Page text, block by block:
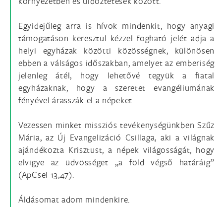
Egyidejűleg arra is hívok mindenkit, hogy anyagi
támogatáson keresztül kézzel fogható jelét adja a
helyi egyházak közötti közösségnek, különösen
ebben a válságos időszakban, amelyet az emberiség
jelenleg átél, hogy lehetővé tegyük a fiatal
egyházaknak, hogy a szeretet evangéliumának
fényével árasszák el a népeket.
Vezessen minket missziós tevékenységünkben Szűz
Mária, az Új Evangelizáció Csillaga, aki a világnak
ajándékozta Krisztust, a népek világosságát, hogy
elvigye az üdvösséget „a föld végső határáig”
(ApCsel 13,47).
Áldásomat adom mindenkire.